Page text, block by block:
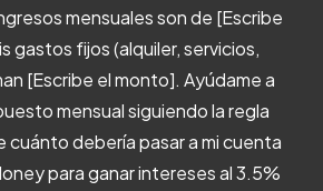
mensuales son de [Escribe
gastos fijos (alquiler, servicios,
[Escribe el monto]. Ayúdame a
mensual siguiendo la regla
debería pasar a mi cuenta
para ganar intereses al 3.5%